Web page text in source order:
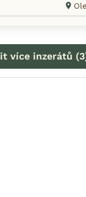
více inzerátů